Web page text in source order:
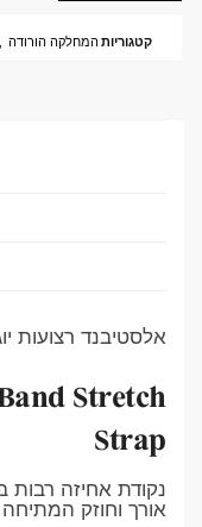
קטגוריות המחלקה הורודה
אלסטיבנד רצועות יוגה
Stretch
Strap
נקודת אחיזה
אורך וחוזק המתיחה